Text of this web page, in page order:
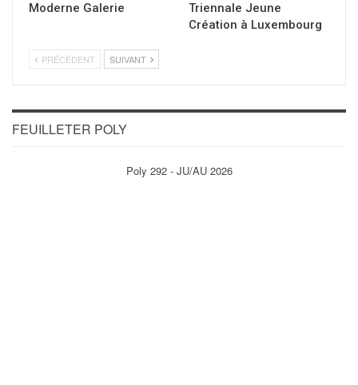
Moderne Galerie
Triennale Jeune
Création à Luxembourg
PRÉCÉDENT SUIVANT
FEUILLETER POLY
Poly 292 - JU/AU 2026